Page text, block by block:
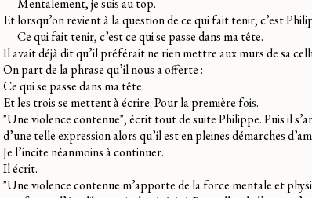
— Mentalement, je suis au top.
Et lorsqu’on revient à la question de ce qui fait tenir, c’est
— Ce qui fait tenir, c’est ce qui se passe dans ma tête.
Il avait déjà dit qu’il préférait ne rien mettre aux murs de sa
On part de la phrase qu’il nous a offerte :
Ce qui se passe dans ma tête.
Et les trois se mettent à écrire. Pour la première fois.
"Une violence contenue", écrit tout de suite Philippe. Puis il
d’une telle expression alors qu’il est en pleines démarches
Je l’incite néanmoins à continuer.
Il écrit.
"Une violence contenue m’apporte de la force mentale et